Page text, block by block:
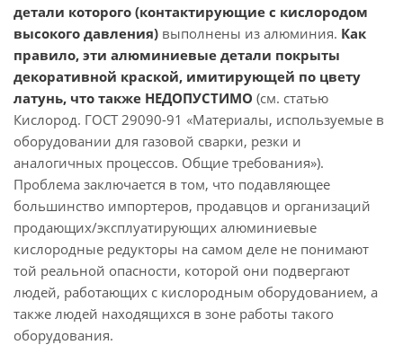
детали которого (контактирующие с кислородом
высокого давления) выполнены из алюминия. Как
правило, эти алюминиевые детали покрыты
декоративной краской, имитирующей по цвету
латунь, что также НЕДОПУСТИМО (см. статью
Кислород. ГОСТ 29090-91 «Материалы, используемые в
оборудовании для газовой сварки, резки и
аналогичных процессов. Общие требования»).
Проблема заключается в том, что подавляющее
большинство импортеров, продавцов и организаций
продающих/эксплуатирующих алюминиевые
кислородные редукторы на самом деле не понимают
той реальной опасности, которой они подвергают
людей, работающих с кислородным оборудованием, а
также людей находящихся в зоне работы такого
оборудования.